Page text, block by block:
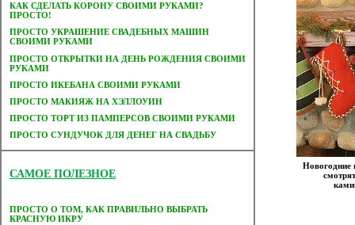
КАК СДЕЛАТЬ КОРОНУ СВОИМИ РУКАМИ?
ПРОСТО!
ПРОСТО УКРАШЕНИЕ СВАДЕБНЫХ МАШИН
СВОИМИ РУКАМИ
ПРОСТО ОТКРЫТКИ НА ДЕНЬ РОЖДЕНИЯ СВОИМИ
РУКАМИ
ПРОСТО ИКЕБАНА СВОИМИ РУКАМИ
ПРОСТО МАКИЯЖ НА ХЭЛЛОУИН
ПРОСТО ТОРТ ИЗ ПАМПЕРСОВ СВОИМИ РУКАМИ
ПРОСТО СУНДУЧОК ДЛЯ ДЕНЕГ НА СВАДЬБУ
САМОЕ ПОЛЕЗНОЕ
ПРОСТО О ТОМ, КАК ПРАВИЛЬНО ВЫБРАТЬ
КРАСНУЮ ИКРУ
Новогодние